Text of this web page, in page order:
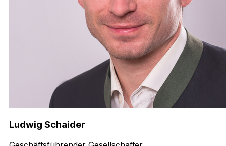
Ludwig Schaider